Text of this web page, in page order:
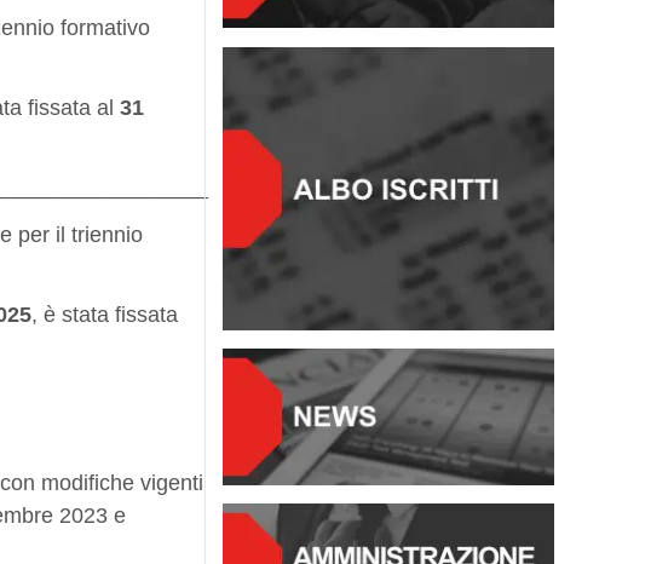
formativo
fissata al 31
per il triennio
, è stata fissata
modifiche vigenti
2023 e